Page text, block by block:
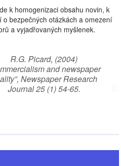
k homogenizaci obsahu novin, k
o bezpečných otázkách a omezení
a vyjadřovaných myšlenek.
R.G. Picard, (2004)
and newspaper
Newspaper Research
Journal 25 (1) 54-65.